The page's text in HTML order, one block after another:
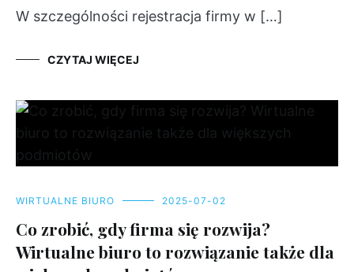
W szczególności rejestracja firmy w […]
CZYTAJ WIĘCEJ
WIRTUALNE BIURO 2025-07-02
Co zrobić, gdy firma się rozwija?
Wirtualne biuro to rozwiązanie także dla